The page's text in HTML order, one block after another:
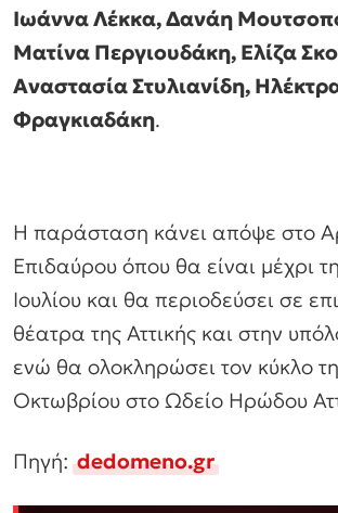
Ιωάννα Λέκκα, Δανάη
Ματίνα Περγιουδάκη, Ελίζα
Αναστασία Στυλιανίδη,
Φραγκιαδάκη.
Η παράσταση κάνει απόψε στο
Επιδαύρου όπου θα είναι μέχρι
Ιουλίου και θα περιοδεύσει σε
θέατρα της Αττικής και στην
ενώ θα ολοκληρώσει τον κύκλο
Οκτωβρίου στο Ωδείο Ηρώδου
Πηγή:dedomeno.gr